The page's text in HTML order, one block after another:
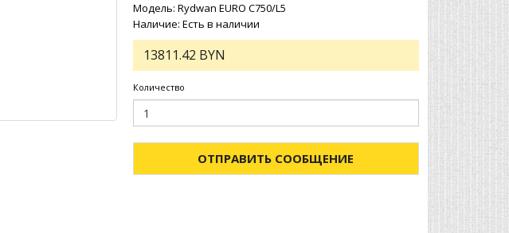
Модель: Rydwan EURO C750/L5
Наличие: Есть в наличии
13811.42 BYN
Количество
ОТПРАВИТЬ СООБЩЕНИЕ